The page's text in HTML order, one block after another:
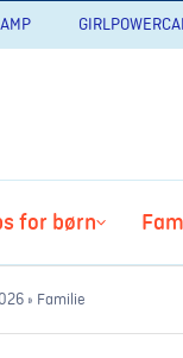
for børn
» Familie